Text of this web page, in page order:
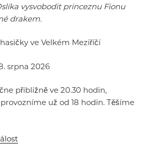
vysvobodit princeznu Fionu
drakem.
ve Velkém Meziříčí
srpna 2026
přibližně ve 20.30 hodin,
už od 18 hodin. Těšíme